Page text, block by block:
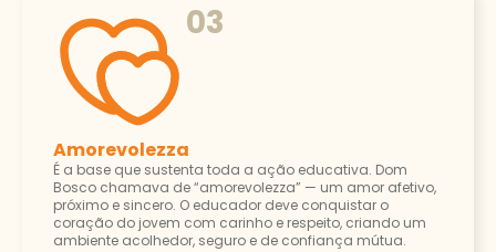
03
Amorevolezza
É a base que sustenta toda a ação educativa. Dom
Bosco chamava de “amorevolezza” — um amor afetivo,
próximo e sincero. O educador deve conquistar o
coração do jovem com carinho e respeito, criando um
ambiente acolhedor, seguro e de confiança mútua.